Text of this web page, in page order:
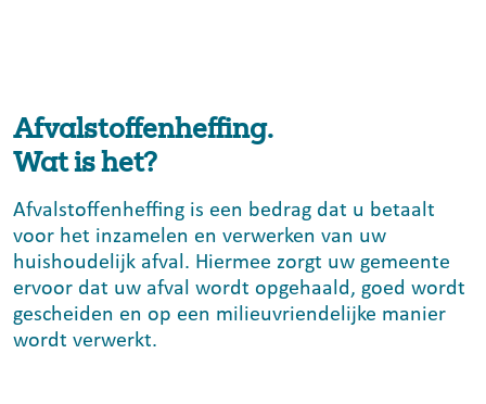
Afvalstoffenheffing.
Wat is het?
Afvalstoffenheffing is een bedrag dat u betaalt
voor het inzamelen en verwerken van uw
huishoudelijk afval. Hiermee zorgt uw gemeente
ervoor dat uw afval wordt opgehaald, goed wordt
gescheiden en op een milieuvriendelijke manier
wordt verwerkt.